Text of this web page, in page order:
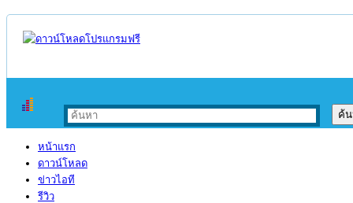
หน้าแรก
ดาวน์โหลด
ข่าวไอที
รีวิว